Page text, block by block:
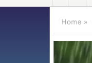
Home